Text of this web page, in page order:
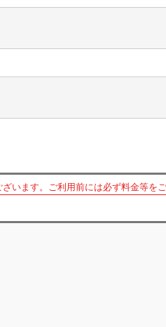
います。ご利用前には必ず料金等をご